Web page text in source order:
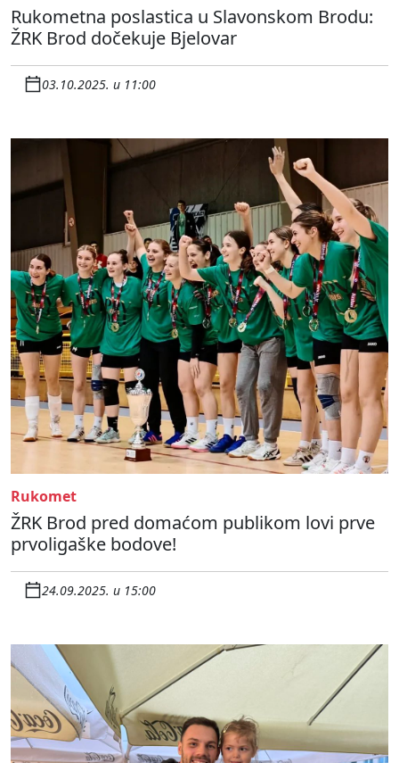
Rukometna poslastica u Slavonskom Brodu:
ŽRK Brod dočekuje Bjelovar
03.10.2025. u 11:00
Rukomet
ŽRK Brod pred domaćom publikom lovi prve
prvoligaške bodove!
24.09.2025. u 15:00